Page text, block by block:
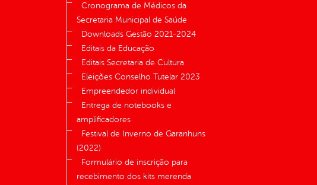
Cronograma de Médicos da
Secretaria Municipal de Saúde
Downloads Gestão 2021-2024
Editais da Educação
Editais Secretaria de Cultura
Eleições Conselho Tutelar 2023
Empreendedor individual
Entrega de notebooks e
amplificadores
Festival de Inverno de Garanhuns
(2022)
Formulário de inscrição para
recebimento dos kits merenda